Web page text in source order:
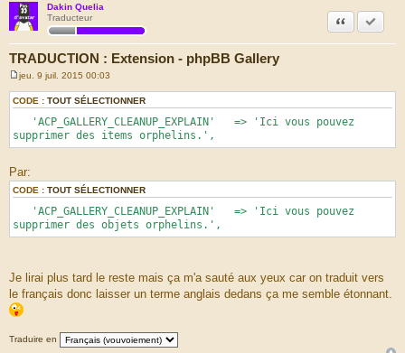
Dakin Quelia
Traducteur
TRADUCTION : Extension - phpBB Gallery
Citation
M
e
s
g
e
jeu. 9 juil. 2015 00:03
CODE : TOUT SÉLECTIONNER
'ACP_GALLERY_CLEANUP_EXPLAIN' => 'Ici vous pouvez
supprimer des items orphelins.',
Par:
CODE : TOUT SÉLECTIONNER
'ACP_GALLERY_CLEANUP_EXPLAIN' => 'Ici vous pouvez
supprimer des objets orphelins.',
Je lirai plus tard le reste mais ça m'a sauté aux yeux car on traduit vers
le français donc laisser un terme anglais dedans ça me semble étonnant.
Traduire en